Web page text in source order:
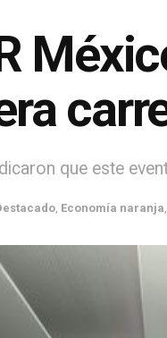
que este
Economía naranja